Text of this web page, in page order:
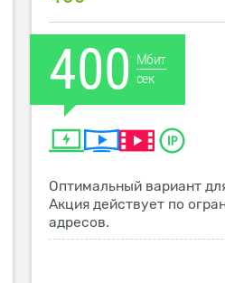
400 Мбит
сек
Оптимальный вариант
Акция действует по
адресов.